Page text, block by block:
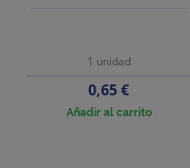
1 unidad
Precio
0,65 €
Añadir al carrito